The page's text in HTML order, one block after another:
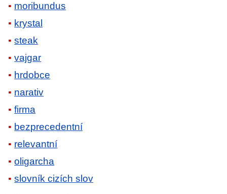
moribundus
krystal
steak
vajgar
hrdobce
narativ
firma
bezprecedentní
relevantní
oligarcha
slovník cizích slov